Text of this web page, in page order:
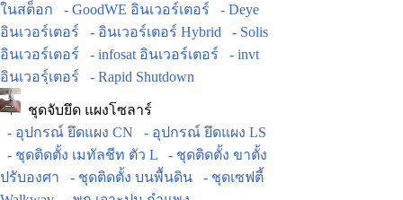
ในสต็อก
- GoodWE อินเวอร์เตอร์
- Deye
อินเวอร์เตอร์
- อินเวอร์เตอร์ Hybrid
- Solis
อินเวอร์เตอร์
- infosat อินเวอร์เตอร์
- invt
อินเวอร์ฺเตอร์
- Rapid Shutdown
ชุดจับยึด แผงโซลาร์
- อุปกรณ์ ยึดแผง CN
- อุปกรณ์ ยึดแผง LS
- ชุดติดตั้ง เมทัลชีท ตัว L
- ชุดติดตั้ง ขาตั้ง
ปรับองศา
- ชุดติดตั้ง บนพื้นดิน
- ชุดเซฟตี้